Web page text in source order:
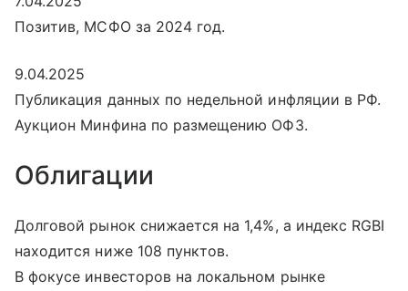
Позитив, МСФО за 2024 год.
9.04.2025
Публикация данных по недельной инфляции в РФ.
Аукцион Минфина по размещению ОФЗ.
Облигации
Долговой рынок снижается на 1,4%, а индекс RGBI
находится ниже 108 пунктов.
В фокусе инвесторов на локальном рынке